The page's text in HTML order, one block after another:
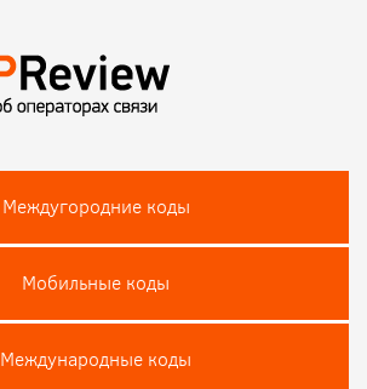
Междугородние коды
Мобильные коды
Международные коды